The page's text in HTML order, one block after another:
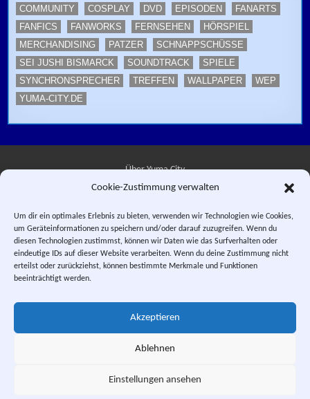
Cookie-Zustimmung verwalten
Um dir ein optimales Erlebnis zu bieten, verwenden wir Technologien wie Cookies,
um Geräteinformationen zu speichern und/oder darauf zuzugreifen. Wenn du
diesen Technologien zustimmst, können wir Daten wie das Surfverhalten oder
eindeutige IDs auf dieser Website verarbeiten. Wenn du deine Zustimmung nicht
erteilst oder zurückziehst, können bestimmte Merkmale und Funktionen
beeinträchtigt werden.
Akzeptieren
Ablehnen
Einstellungen ansehen
COMMUNITY
COSPLAY DVD EPISODEN
FANARTS
FANFICS
FANWORKS FERNSEHEN
HÖRSPIEL
MERCHANDISING
PATZER
SCHNAPPSCHÜSSE
SEI JUSHI BISMARCK
SOUNDTRACK
SPIELE
SYNCHRONSPRECHER
TREFFEN WALLPAPER
WEP
YUMA-CITY.DE
Über Yuma City
Datenschutzerklärung
Impressum
Instagram
E-Mail
RSS-Feed
Bismarck" © 1984 PIERROT.
stated, © Yuma City.